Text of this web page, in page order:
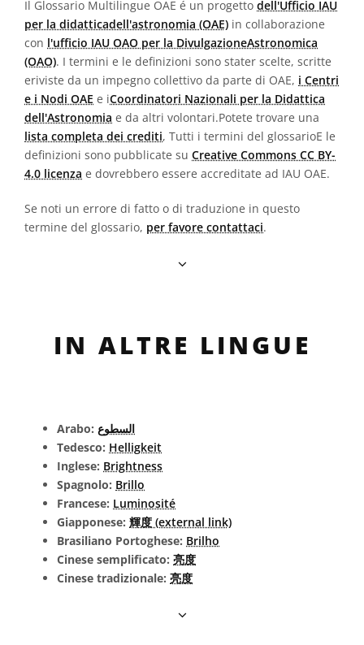
Il Glossario Multilingue OAE é un progetto dell'Ufficio IAU
per la didatticadell'astronomia (OAE) in collaborazione
con l'ufficio IAU OAO per la DivulgazioneAstronomica
(OAO). I termini e le definizioni sono stater scelte, scritte
eriviste da un impegno collettivo da parte di OAE, i Centri
e i Nodi OAE e iCoordinatori Nazionali per la Didattica
dell'Astronomia e da altri volontari.Potete trovare una
lista completa dei crediti, Tutti i termini del glossarioE le
definizioni sono pubblicate su Creative Commons CC BY-
4.0 licenza e dovrebbero essere accreditate ad IAU OAE.
Se noti un errore di fatto o di traduzione in questo
termine del glossario, per favore contattaci.
IN ALTRE LINGUE
Arabo: السطوع
Tedesco: Helligkeit
Inglese: Brightness
Spagnolo: Brillo
Francese: Luminosité
Giapponese: 輝度 (external link)
Brasiliano Portoghese: Brilho
Cinese semplificato: 亮度
Cinese tradizionale: 亮度